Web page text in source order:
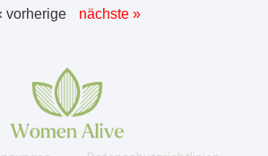
vorherige nächste »